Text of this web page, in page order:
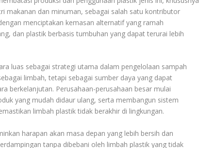
makanan dan minuman, sebagai salah satu kontributor
menciptakan kemasan alternatif yang ramah
dan plastik berbasis tumbuhan yang dapat terurai lebih
luas sebagai strategi utama dalam pengelolaan sampah
limbah, tetapi sebagai sumber daya yang dapat
berkelanjutan. Perusahaan-perusahaan besar mulai
yang mudah didaur ulang, serta membangun sistem
limbah plastik tidak berakhir di lingkungan.
harapan akan masa depan yang lebih bersih dan
tanpa dibebani oleh limbah plastik yang tidak